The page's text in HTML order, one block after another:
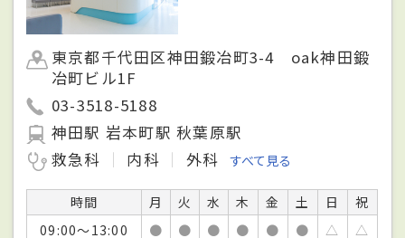
東京都千代田区神田鍛冶町3-4 oak神田鍛
冶町ビル1F
03-3518-5188
神田駅 岩本町駅 秋葉原駅
救急科
内科 外科 すべて見る
時間 月 火 水 木 金 土 日
祝
09:00～13:00
● ● ● ● ● ● △
△